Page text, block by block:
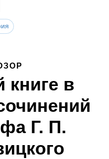
книге в
Г. П.